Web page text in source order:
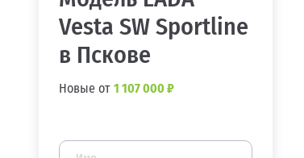
Vesta SW Sportline
в Пскове
Новые от 1 107 000 ₽